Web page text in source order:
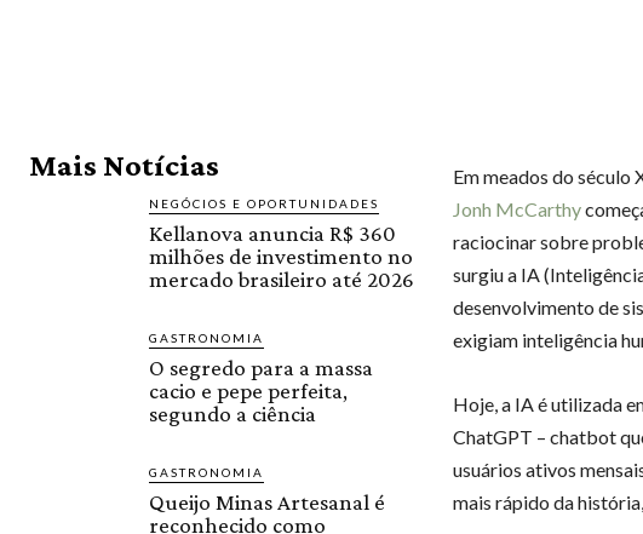
Mais Notícias
NEGÓCIOS E OPORTUNIDADES
Kellanova anuncia R$ 360
milhões de investimento no
mercado brasileiro até 2026
GASTRONOMIA
O segredo para a massa
cacio e pepe perfeita,
segundo a ciência
GASTRONOMIA
Queijo Minas Artesanal é
reconhecido como
Em meados do século
Jonh McCarthy
raciocinar sobre
surgiu a IA
desenvolvimento de
exigiam inteligência
Hoje, a IA é utilizada
ChatGPT – chatbot
usuários ativos
mais rápido da